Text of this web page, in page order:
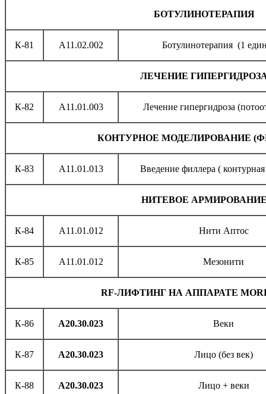
БОТУЛИНОТЕРАПИЯ
К-81 A11.02.002 Ботулинотерапия (1
ЛЕЧЕНИЕ
К-82 A11.01.003 Лечение гипергидроза
КОНТУРНОЕ МОДЕЛИРОВАНИЕ
К-83 А11.01.013 Введение филлера (
НИТЕВОЕ
К-84 A11.01.012 Нити Аптос
К-85 A11.01.012 Мезонити
RF-ЛИФТИНГ НА АППАРАТЕ
К-86 А20.30.023 Веки
К-87 А20.30.023 Лицо (без век)
К-88 А20.30.023 Лицо + веки